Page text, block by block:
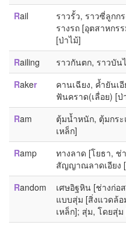
Rail
ราวรั้ว, ราวซี่ลูกก
รางรถ [อุตสาหกร
[ป่าไม้]
Railing
ราวกันตก, ราวบัน
Raker
คานเฉียง, ค้ำยันเ
ฟันคราด(เลื่อย) [ป่
Ram
ตุ้มน้ำหนัก, ตุ้มกร
เหล็ก]
Ramp
ทางลาด [โยธา, ช่
สัญญาณลาดเอียง
Random
เศษอิฐหิน [ช่างก่อ
แบบสุ่ม [สิ่งแวดล้
เหล็ก]; สุ่ม, โดยสุ่